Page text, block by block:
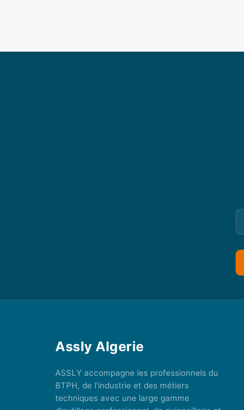
Assly Algerie
ASSLY accompagne les professionnels du
BTPH, de l'industrie et des métiers
techniques avec une large gamme